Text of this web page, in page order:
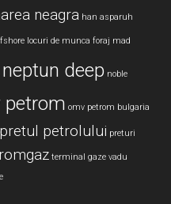
neagra han asparuh
locuri de munca foraj mad
neptun deep noble
petrom omv petrom bulgaria
pretul petrolului preturi
romgaz terminal gaze vadu